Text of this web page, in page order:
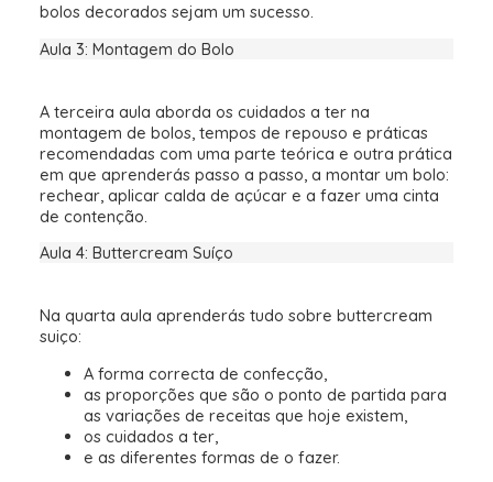
bolos decorados sejam um sucesso.
Aula 3: Montagem do Bolo
A terceira aula aborda os cuidados a ter na
montagem de bolos, tempos de repouso e práticas
recomendadas com uma parte teórica e outra prática
em que aprenderás passo a passo, a montar um bolo:
rechear, aplicar calda de açúcar e a fazer uma cinta
de contenção.
Aula 4: Buttercream Suíço
Na quarta aula aprenderás tudo sobre buttercream
suiço:
A forma correcta de confecção,
as proporções que são o ponto de partida para
as variações de receitas que hoje existem,
os cuidados a ter,
e as diferentes formas de o fazer.